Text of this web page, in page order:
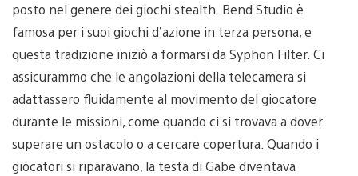
posto nel genere dei giochi stealth. Bend Studio è
famosa per i suoi giochi d’azione in terza persona, e
questa tradizione iniziò a formarsi da Syphon Filter. Ci
assicurammo che le angolazioni della telecamera si
adattassero fluidamente al movimento del giocatore
durante le missioni, come quando ci si trovava a dover
superare un ostacolo o a cercare copertura. Quando i
giocatori si riparavano, la testa di Gabe diventava